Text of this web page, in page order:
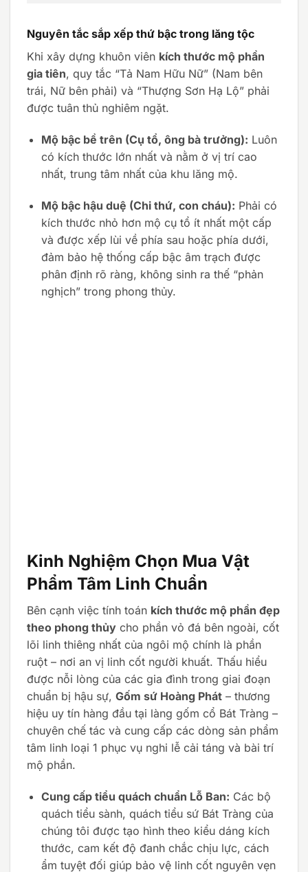
Nguyên tắc sắp xếp thứ bậc trong lăng tộc
Khi xây dựng khuôn viên kích thước mộ phần
gia tiên, quy tắc “Tả Nam Hữu Nữ” (Nam bên
trái, Nữ bên phải) và “Thượng Sơn Hạ Lộ” phải
được tuân thủ nghiêm ngặt.
Mộ bậc bề trên (Cụ tổ, ông bà trưởng): Luôn
có kích thước lớn nhất và nằm ở vị trí cao
nhất, trung tâm nhất của khu lăng mộ.
Mộ bậc hậu duệ (Chi thứ, con cháu): Phải có
kích thước nhỏ hơn mộ cụ tổ ít nhất một cấp
và được xếp lùi về phía sau hoặc phía dưới,
đảm bảo hệ thống cấp bậc âm trạch được
phân định rõ ràng, không sinh ra thế “phản
nghịch” trong phong thủy.
Kinh Nghiệm Chọn Mua Vật
Phẩm Tâm Linh Chuẩn
Bên cạnh việc tính toán kích thước mộ phần đẹp
theo phong thủy cho phần vỏ đá bên ngoài, cốt
lõi linh thiêng nhất của ngôi mộ chính là phần
ruột – nơi an vị linh cốt người khuất. Thấu hiểu
được nỗi lòng của các gia đình trong giai đoạn
chuẩn bị hậu sự, Gốm sứ Hoàng Phát – thương
hiệu uy tín hàng đầu tại làng gốm cổ Bát Tràng –
chuyên chế tác và cung cấp các dòng sản phẩm
tâm linh loại 1 phục vụ nghi lễ cải táng và bài trí
mộ phần.
Cung cấp tiểu quách chuẩn Lỗ Ban: Các bộ
quách tiểu sành, quách tiểu sứ Bát Tràng của
chúng tôi được tạo hình theo kiểu dáng kích
thước, cam kết độ đanh chắc chịu lực, cách
ẩm tuyệt đối giúp bảo vệ linh cốt nguyên vẹn